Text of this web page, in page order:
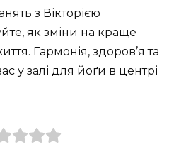
з Вікторією
як зміни на краще
Гармонія, здоров’я та
у залі для йоґи в центрі